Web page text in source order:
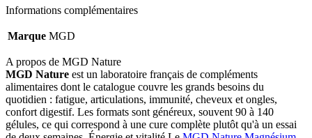
Informations complémentaires
Marque MGD
A propos de MGD Nature
MGD Nature est un laboratoire français de compléments
alimentaires dont le catalogue couvre les grands besoins du
quotidien : fatigue, articulations, immunité, cheveux et ongles,
confort digestif. Les formats sont généreux, souvent 90 à 140
gélules, ce qui correspond à une cure complète plutôt qu'à un essai